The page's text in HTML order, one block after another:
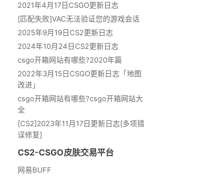
2021年4月17日CSGO更新日志
[匹配失败]VAC无法验证您的游戏会话
2025年9月19日CS2更新日志
2024年10月24日CS2更新日志
csgo开箱网站有哪些?2020年篇
2022年3月15日CSGO更新日志「地图
改进」
csgo开箱网站有哪些?csgo开箱网站大
全
[CS2]2023年11月17日更新日志[多项错
误修复]
CS2-CSGO皮肤交易平台
网易BUFF